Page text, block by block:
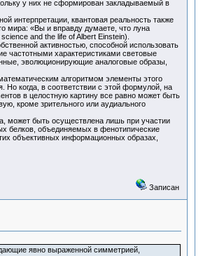
у них не сформирован закладываемый в
интерпретации, квантовая реальность также
мира: «Вы и вправду думаете, что луна
and the life of Albert Einstein).
активностью, способной использовать
частотными характеристиками световые
эволюционирующие аналоговые образы,
алгоритмом элементы этого
когда, в соответствии с этой формулой, на
в целостную картину все равно может быть
кроме зрительного или аудиального
может быть осуществлена лишь при участии
белков, объединяемых в фенотипические
объективных информационных образах,
Записан
явно выраженной симметрией,